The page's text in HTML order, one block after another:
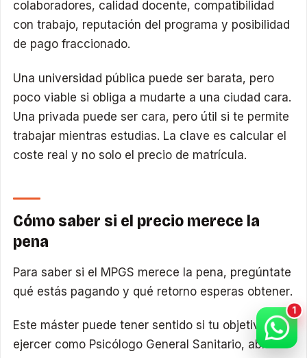
colaboradores, calidad docente, compatibilidad
con trabajo, reputación del programa y posibilidad
de pago fraccionado.
Una universidad pública puede ser barata, pero
poco viable si obliga a mudarte a una ciudad cara.
Una privada puede ser cara, pero útil si te permite
trabajar mientras estudias. La clave es calcular el
coste real y no solo el precio de matrícula.
Cómo saber si el precio merece la
pena
Para saber si el MPGS merece la pena, pregúntate
qué estás pagando y qué retorno esperas obtener.
Este máster puede tener sentido si tu objetivo es
ejercer como Psicólogo General Sanitario, abrir